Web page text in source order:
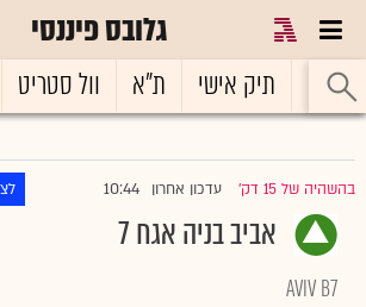
גלובס פיננסי
ראשי תיק אישי ת"א וול סטריט
בהשהיה של 15 דק' עדכון אחרון 10:44
אביב בניה אגח 7
AVIV B7